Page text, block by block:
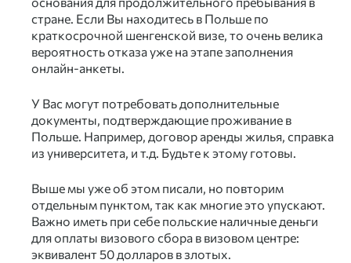
стране. Если Вы находитесь в Польше по
краткосрочной шенгенской визе, то очень велика
вероятность отказа уже на этапе заполнения
онлайн-анкеты.
У Вас могут потребовать дополнительные
документы, подтверждающие проживание в
Польше. Например, договор аренды жилья, справка
из университета, и т.д. Будьте к этому готовы.
Выше мы уже об этом писали, но повторим
отдельным пунктом, так как многие это упускают.
Важно иметь при себе польские наличные деньги
для оплаты визового сбора в визовом центре:
эквивалент 50 долларов в злотых.